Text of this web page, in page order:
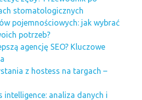
stomatologicznych
pojemnościowych: jak wybrać
potrzeb?
agencję SEO? Kluczowe
z hostess na targach –
intelligence: analiza danych i